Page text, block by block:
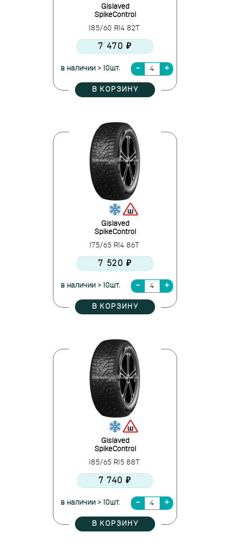
Gislaved
SpikeControl
185/60 R14 82T
7 470 ₽
в наличии > 10шт.
В КОРЗИНУ
Gislaved
SpikeControl
175/65 R14 86T
7 520 ₽
в наличии > 10шт.
В КОРЗИНУ
Gislaved
SpikeControl
185/65 R15 88T
7 740 ₽
в наличии > 10шт.
В КОРЗИНУ